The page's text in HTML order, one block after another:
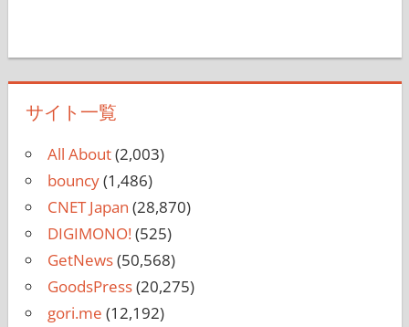
サイト一覧
All About(2,003)
bouncy(1,486)
CNET Japan (28,870)
DIGIMONO!(525)
GetNews(50,568)
GoodsPress(20,275)
gori.me (12,192)